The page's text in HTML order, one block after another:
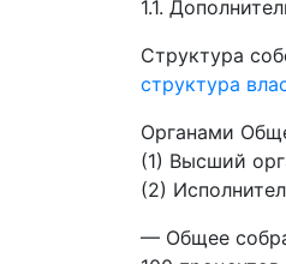
1.1.
Структура
структура
Органами
(1) Высший
(2)
— Общее